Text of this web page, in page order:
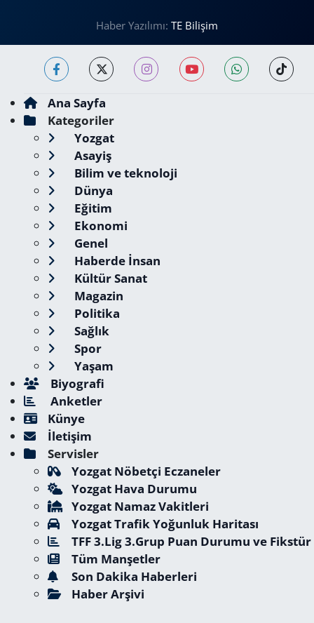
Haber Yazılımı: TE Bilişim
Ana Sayfa
Kategoriler
Yozgat
Asayiş
Bilim ve teknoloji
Dünya
Eğitim
Ekonomi
Genel
Haberde İnsan
Kültür Sanat
Magazin
Politika
Sağlık
Spor
Yaşam
Biyografi
Anketler
Künye
İletişim
Servisler
Yozgat Nöbetçi Eczaneler
Yozgat Hava Durumu
Yozgat Namaz Vakitleri
Yozgat Trafik Yoğunluk Haritası
TFF 3.Lig 3.Grup Puan Durumu ve Fikstür
Tüm Manşetler
Son Dakika Haberleri
Haber Arşivi